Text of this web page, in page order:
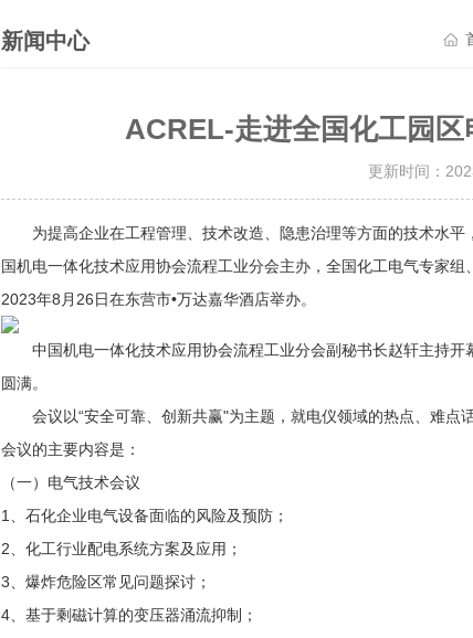
新闻中心
ACREL-走进全国化工园
更新时间：
为提高企业在工程管理、技术改造、隐患治理等方面的技术水平
国机电一体化技术应用协会流程工业分会主办，全国化工电气专家
2023年8月26日在东营市•万达嘉华酒店举办。
中国机电一体化技术应用协会流程工业分会副秘书长赵轩主持开
圆满。
会议以“安全可靠、创新共赢"为主题，就电仪领域的热点、难点
会议的主要内容是：
（一）电气技术会议
1、石化企业电气设备面临的风险及预防；
2、化工行业配电系统方案及应用；
3、爆炸危险区常见问题探讨；
4、基于剩磁计算的变压器涌流抑制；